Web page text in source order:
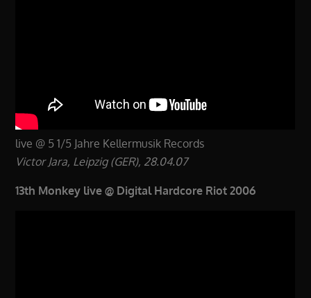
live @ 5 1/5 Jahre Kellermusik Records
Victor Jara, Leipzig (GER), 28.04.07
13th Monkey live @ Digital Hardcore Riot 2006